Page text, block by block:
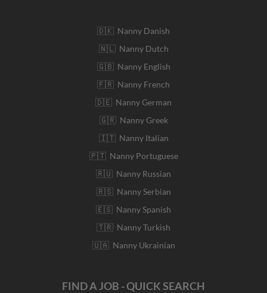
🇩🇰 Nanny Danish
🇳🇱 Nanny Dutch
🇬🇧 Nanny English
🇫🇷 Nanny French
🇩🇪 Nanny German
🇬🇷 Nanny Greek
🇮🇹 Nanny Italian
🇵🇹 Nanny Portuguese
🇷🇺 Nanny Russian
🇷🇸 Nanny Serbian
🇪🇸 Nanny Spanish
🇹🇷 Nanny Turkish
🇺🇦 Nanny Ukrainian
FIND A JOB - QUICK SEARCH